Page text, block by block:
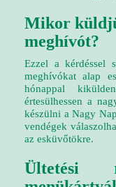
Mikor
meghívót?
Ezzel a kérdéssel
meghívókat alap
hónappal
értesülhessen a
készülni a Nagy
vendégek
az esküvőtökre.
Ültetési